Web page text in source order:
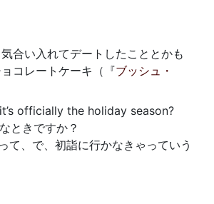
合い入れてデートしたこととかも
コレートケーキ（『ブッシュ・
officially the holiday season?
ときですか？
て、で、初詣に行かなきゃっていう